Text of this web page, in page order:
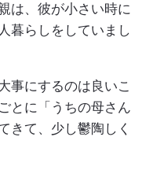
は、彼が小さい時に
暮らしをしていまし
事にするのは良いこ
とに「うちの母さん
きて、少し鬱陶しく